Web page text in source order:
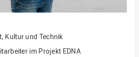
Kultur und Technik
im Projekt EDNA